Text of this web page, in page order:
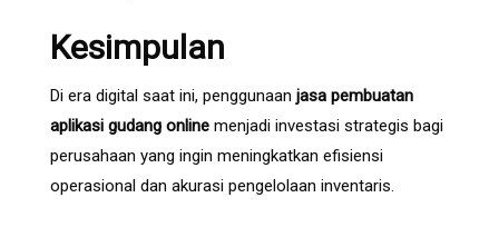
Kesimpulan
Di era digital saat ini, penggunaan jasa pembuatan
aplikasi gudang online menjadi investasi strategis bagi
perusahaan yang ingin meningkatkan efisiensi
operasional dan akurasi pengelolaan inventaris.